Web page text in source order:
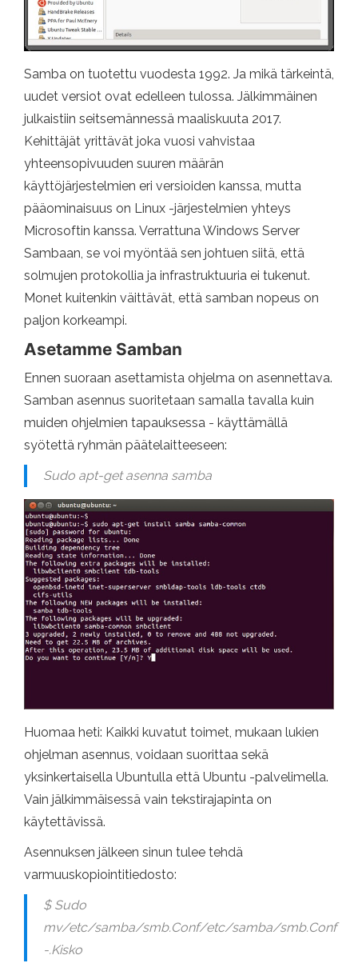
Samba on tuotettu vuodesta 1992. Ja mikä tärkeintä,
uudet versiot ovat edelleen tulossa. Jälkimmäinen
julkaistiin seitsemännessä maaliskuuta 2017.
Kehittäjät yrittävät joka vuosi vahvistaa
yhteensopivuuden suuren määrän
käyttöjärjestelmien eri versioiden kanssa, mutta
pääominaisuus on Linux -järjestelmien yhteys
Microsoftin kanssa. Verrattuna Windows Server
Sambaan, se voi myöntää sen johtuen siitä, että
solmujen protokollia ja infrastruktuuria ei tukenut.
Monet kuitenkin väittävät, että samban nopeus on
paljon korkeampi.
Asetamme Samban
Ennen suoraan asettamista ohjelma on asennettava.
Samban asennus suoritetaan samalla tavalla kuin
muiden ohjelmien tapauksessa - käyttämällä
syötettä ryhmän päätelaitteeseen:
Sudo apt-get asenna samba
Huomaa heti: Kaikki kuvatut toimet, mukaan lukien
ohjelman asennus, voidaan suorittaa sekä
yksinkertaisella Ubuntulla että Ubuntu -palvelimella.
Vain jälkimmäisessä vain tekstirajapinta on
käytettävissä.
Asennuksen jälkeen sinun tulee tehdä
varmuuskopiointitiedosto:
$ Sudo
mv/etc/samba/smb.Conf/etc/samba/smb.Conf
-.Kisko